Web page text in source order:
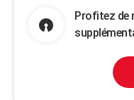
Profitez de